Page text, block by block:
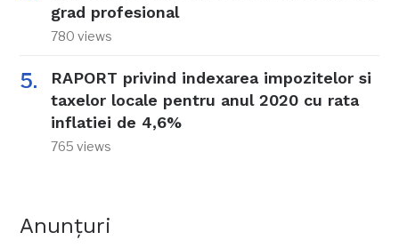
grad profesional
780 views
RAPORT privind indexarea impozitelor si
taxelor locale pentru anul 2020 cu rata
inflatiei de 4,6%
765 views
Anunțuri